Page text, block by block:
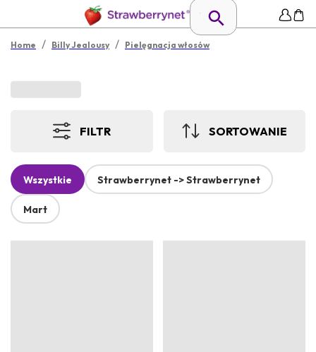
Home / Billy Jealousy / Pielęgnacja włosów
FILTR SORTOWANIE
Wszystkie Strawberrynet -> Strawberrynet
Mart